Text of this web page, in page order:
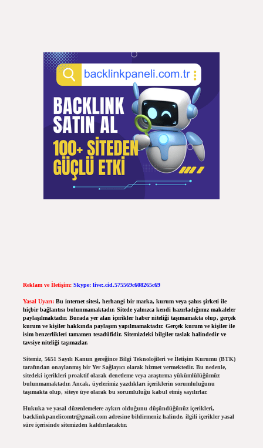
Reklam ve İletişim: Skype: live:.cid.575569c608265c69
Yasal Uyarı: Bu internet sitesi, herhangi bir marka, kurum veya şahıs şirketi ile
hiçbir bağlantısı bulunmamaktadır. Sitede yalnızca kendi hazırladığımız makaleler
paylaşılmaktadır. Burada yer alan içerikler haber niteliği taşımamakta olup, gerçek
kurum ve kişiler hakkında paylaşım yapılmamaktadır. Gerçek kurum ve kişiler ile
isim benzerlikleri tamamen tesadüfidir. Sitemizdeki bilgiler taslak halindedir ve
tavsiye niteliği taşımazlar.
Sitemiz, 5651 Sayılı Kanun gereğince Bilgi Teknolojileri ve İletişim Kurumu (BTK)
tarafından onaylanmış bir Yer Sağlayıcı olarak hizmet vermektedir. Bu nedenle,
sitedeki içerikleri proaktif olarak denetleme veya araştırma yükümlülüğümüz
bulunmamaktadır. Ancak, üyelerimiz yazdıkları içeriklerin sorumluluğunu
taşımakta olup, siteye üye olarak bu sorumluluğu kabul etmiş sayılırlar.
Hukuka ve yasal düzenlemelere aykırı olduğunu düşündüğünüz içerikleri,
backlinkpanelicomtr@gmail.comadresine bildirmeniz halinde, ilgili içerikler yasal
süre içerisinde sitemizden kaldırılacaktır.